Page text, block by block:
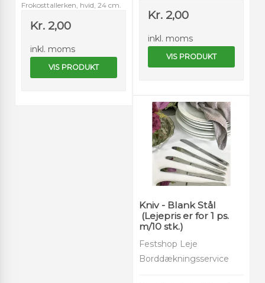
Frokosttallerken, hvid, 24 cm.
Kr. 2,00
inkl. moms
VIS PRODUKT
Kr. 2,00
inkl. moms
VIS PRODUKT
Kniv - Blank Stål
(Lejepris er for 1 ps.
m/10 stk.)
Festshop Leje
Borddækningsservice